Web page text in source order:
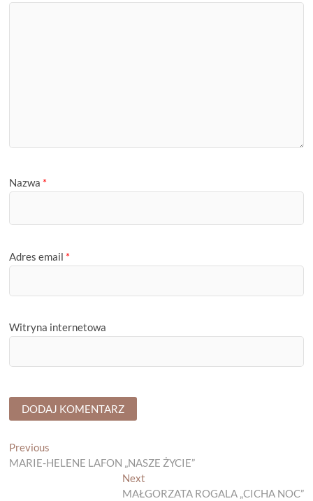
Nazwa *
Adres email *
Witryna internetowa
Nawigacja
wpisu
Previous
post:
MARIE-HELENE LAFON „NASZE ŻYCIE”
NextNext
post:
MAŁGORZATA ROGALA „CICHA NOC”